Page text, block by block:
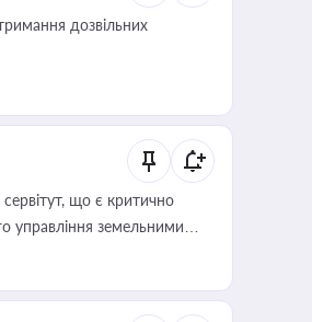
дозвільних
сервітут, що є критично
управління земельними